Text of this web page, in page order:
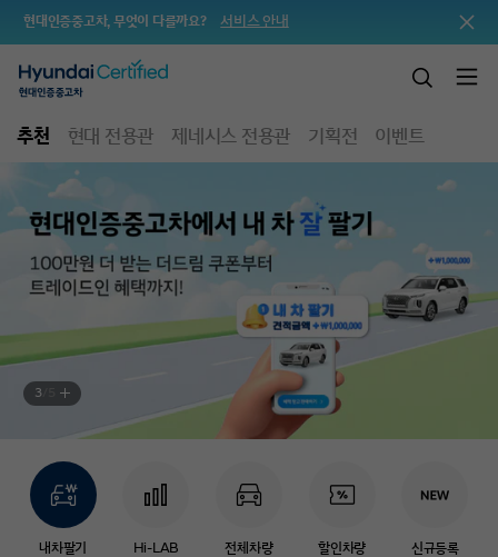
현대인증중고차, 무엇이 다를까요? 서비스 안내
추천 현대 전용관 제네시스 전용관 기획전 이벤트
3
내차팔기 Hi-LAB 전체차량 할인차량 신규등록